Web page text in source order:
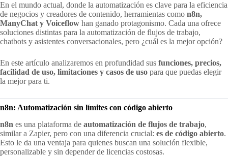
En el mundo actual, donde la automatización es clave para la eficiencia
de negocios y creadores de contenido, herramientas como n8n,
ManyChat y Voiceflow han ganado protagonismo. Cada una ofrece
soluciones distintas para la automatización de flujos de trabajo,
chatbots y asistentes conversacionales, pero ¿cuál es la mejor opción?
En este artículo analizaremos en profundidad sus funciones, precios,
facilidad de uso, limitaciones y casos de uso para que puedas elegir
la mejor para ti.
n8n: Automatización sin límites con código abierto
n8n es una plataforma de automatización de flujos de trabajo,
similar a Zapier, pero con una diferencia crucial: es de código abierto.
Esto le da una ventaja para quienes buscan una solución flexible,
personalizable y sin depender de licencias costosas.